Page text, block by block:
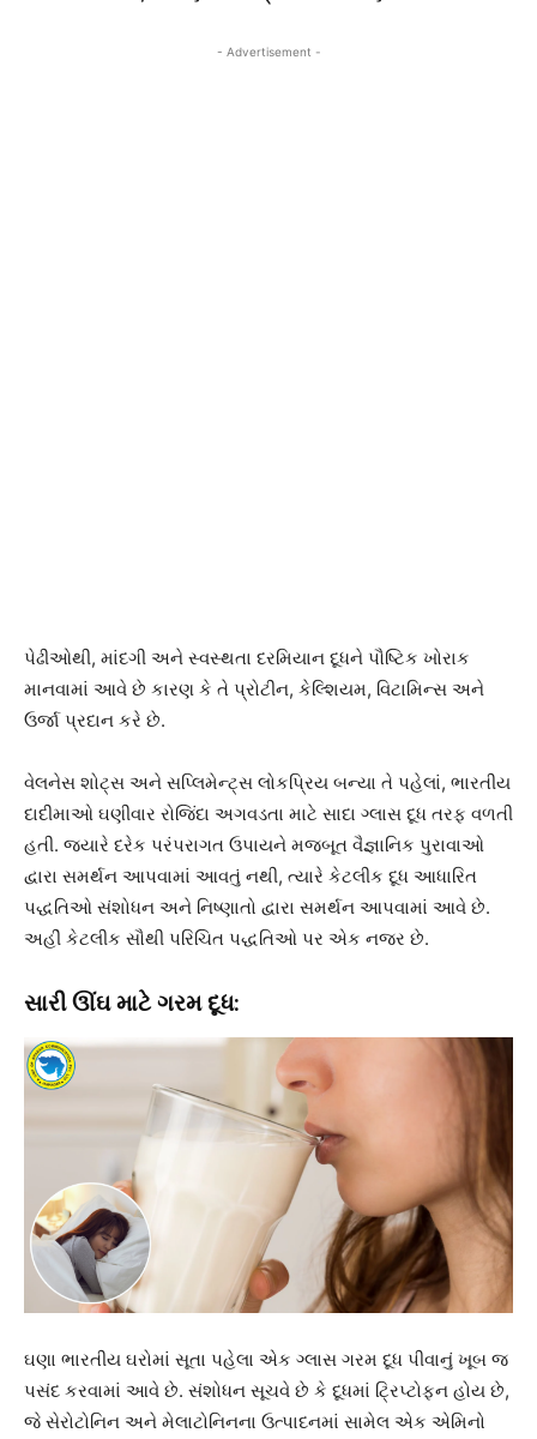
- Advertisement -
પેઢીઓથી, માંદગી અને સ્વસ્થતા દરમિયાન દૂધને પૌષ્ટિક ખોરાક
માનવામાં આવે છે કારણ કે તે પ્રોટીન, કેલ્શિયમ, વિટામિન્સ અને
ઉર્જા પ્રદાન કરે છે.
વેલનેસ શોટ્સ અને સપ્લિમેન્ટ્સ લોકપ્રિય બન્યા તે પહેલાં, ભારતીય
દાદીમાઓ ઘણીવાર રોજિંદા અગવડતા માટે સાદા ગ્લાસ દૂધ તરફ વળતી
હતી. જ્યારે દરેક પરંપરાગત ઉપાયને મજબૂત વૈજ્ઞાનિક પુરાવાઓ
દ્વારા સમર્થન આપવામાં આવતું નથી, ત્યારે કેટલીક દૂધ આધારિત
પદ્ધતિઓ સંશોધન અને નિષ્ણાતો દ્વારા સમર્થન આપવામાં આવે છે.
અહીં કેટલીક સૌથી પરિચિત પદ્ધતિઓ પર એક નજર છે.
સારી ઊંઘ માટે ગરમ દૂધ:
ઘણા ભારતીય ઘરોમાં સૂતા પહેલા એક ગ્લાસ ગરમ દૂધ પીવાનું ખૂબ જ
પસંદ કરવામાં આવે છે. સંશોધન સૂચવે છે કે દૂધમાં ટ્રિપ્ટોફન હોય છે,
જે સેરોટોનિન અને મેલાટોનિનના ઉત્પાદનમાં સામેલ એક એમિનો